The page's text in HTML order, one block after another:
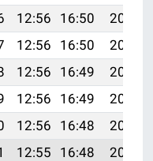
12:56 16:50
20:07
12:56 16:50
20:05
12:56 16:49
20:04
12:56 16:49
20:03
12:56 16:48
20:02
12:55 16:48
20:00